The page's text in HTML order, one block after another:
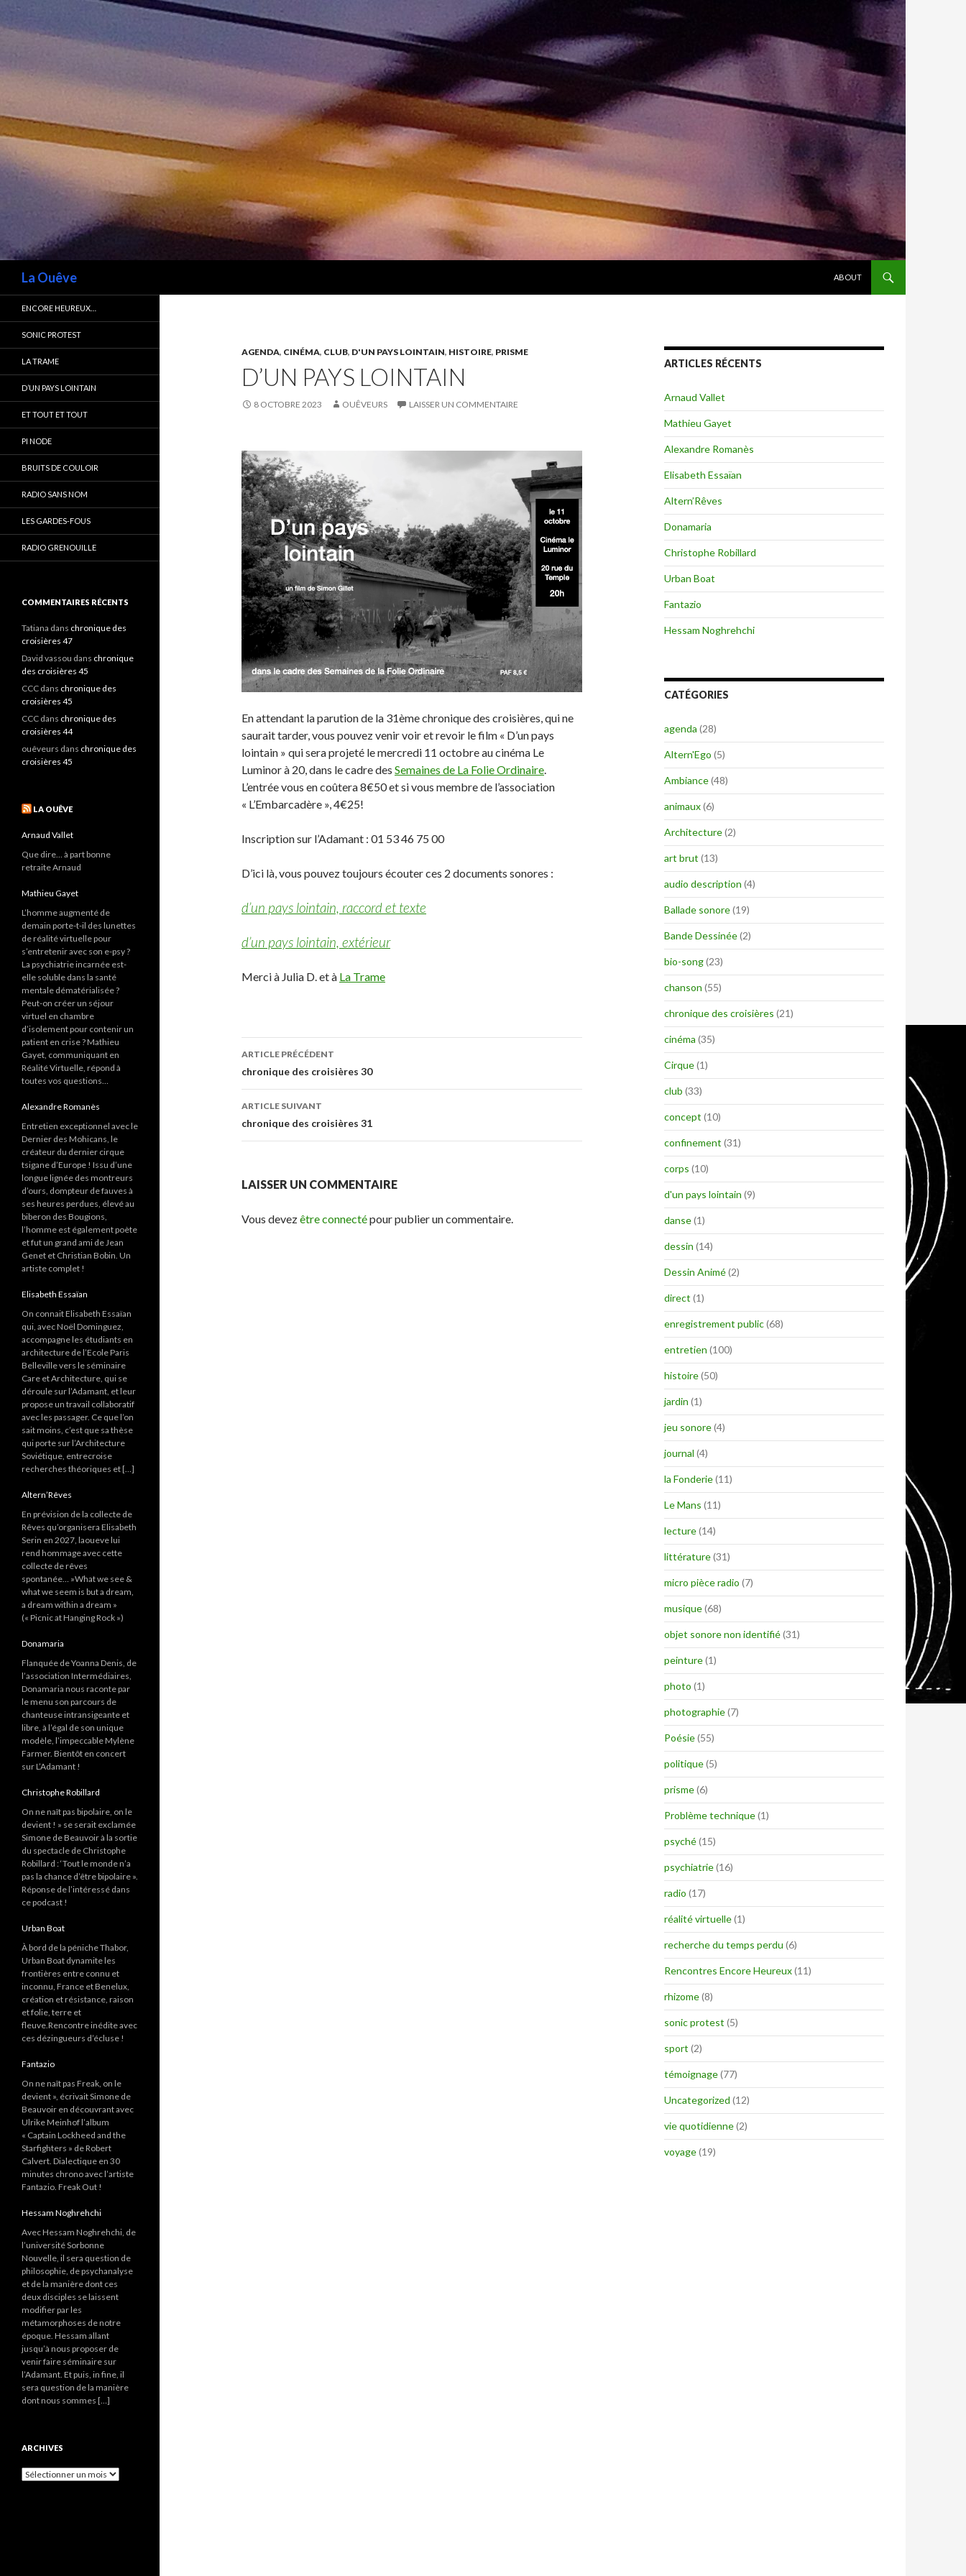
La Ouêve
ABOUT
AGENDA, CINÉMA, CLUB, D'UN PAYS LOINTAIN, HISTOIRE, PRISME
D’UN PAYS LOINTAIN
8 OCTOBRE 2023 OUÊVEURS LAISSER UN COMMENTAIRE
En attendant la parution de la 31ème chronique des croisières, qui ne
saurait tarder, vous pouvez venir voir et revoir le film « D’un pays
lointain » qui sera projeté le mercredi 11 octobre au cinéma Le
Luminor à 20, dans le cadre des Semaines de La Folie Ordinaire
L’entrée vous en coûtera 8€50 et si vous membre de l’association
« L’Embarcadère », 4€25!
Inscription sur l’Adamant : 01 53 46 75 00
D’ici là, vous pouvez toujours écouter ces 2 documents sonores :
d’un pays lointain, raccord et texte
d’un pays lointain, extérieur
Merci à Julia D. et à La Trame
Navigation
des
articles
ARTICLE PRÉCÉDENT
chronique des croisières 30
ARTICLE SUIVANT
chronique des croisières 31
LAISSER UN COMMENTAIRE
Vous devezêtre connectépour publier un commentaire.
ARTICLES RÉCENTS
Arnaud Vallet
Mathieu Gayet
Alexandre Romanès
Elisabeth Essaïan
Altern’Rêves
Donamaria
Christophe Robillard
Urban Boat
Fantazio
Hessam Noghrehchi
CATÉGORIES
agenda (28)
Altern'Ego (5)
Ambiance(48)
animaux(6)
Architecture(2)
art brut (13)
audio description (4)
Ballade sonore(19)
Bande Dessinée(2)
bio-song(23)
chanson (55)
chronique des croisières (21)
cinéma (35)
Cirque(1)
club (33)
concept (10)
confinement (31)
corps (10)
d'un pays lointain (9)
danse(1)
dessin (14)
Dessin Animé(2)
direct (1)
enregistrement public(68)
entretien (100)
histoire(50)
jardin (1)
jeu sonore(4)
journal (4)
la Fonderie(11)
Le Mans (11)
lecture(14)
littérature(31)
micro pièce radio (7)
musique(68)
objet sonore non identifié(31)
peinture(1)
photo (1)
photographie(7)
Poésie(55)
politique(5)
prisme(6)
Problème technique(1)
psyché(15)
psychiatrie(16)
radio (17)
réalité virtuelle(1)
recherche du temps perdu (6)
Rencontres Encore Heureux(11)
rhizome(8)
sonic protest (5)
sport (2)
témoignage(77)
Uncategorized (12)
vie quotidienne(2)
voyage(19)
ENCORE HEUREUX…
SONIC PROTEST
LA TRAME
D’UN PAYS LOINTAIN
ET TOUT ET TOUT
PI NODE
BRUITS DE COULOIR
RADIO SANS NOM
LES GARDES-FOUS
RADIO GRENOUILLE
COMMENTAIRES RÉCENTS
Tatiana dans chronique des
croisières 47
David vassou dans chronique
des croisières 45
CCC dans chronique des
croisières 45
CCC dans chronique des
croisières 44
ouêveurs dans chronique des
croisières 45
LA OUÊVE
Arnaud Vallet
Que dire… à part bonne
retraite Arnaud
Mathieu Gayet
L’homme augmenté de
demain porte-t-il des lunettes
de réalité virtuelle pour
s’entretenir avec son e-psy ?
La psychiatrie incarnée est-
elle soluble dans la santé
mentale dématérialisée ?
Peut-on créer un séjour
virtuel en chambre
d’isolement pour contenir un
patient en crise ? Mathieu
Gayet, communiquant en
Réalité Virtuelle, répond à
toutes vos questions…
Alexandre Romanès
Entretien exceptionnel avec le
Dernier des Mohicans, le
créateur du dernier cirque
tsigane d’Europe ! Issu d’une
longue lignée des montreurs
d’ours, dompteur de fauves à
ses heures perdues, élevé au
biberon des Bougions,
l’homme est également poète
et fut un grand ami de Jean
Genet et Christian Bobin. Un
artiste complet !
Elisabeth Essaïan
On connait Elisabeth Essaïan
qui, avec Noël Dominguez,
accompagne les étudiants en
architecture de l’Ecole Paris
Belleville vers le séminaire
Care et Architecture, qui se
déroule sur l’Adamant, et leur
propose un travail collaboratif
avec les passager. Ce que l’on
sait moins, c’est que sa thèse
qui porte sur l’Architecture
Soviétique, entrecroise
recherches théoriques et […]
Altern’Rêves
En prévision de la collecte de
Rêves qu’organisera Elisabeth
Serin en 2027, laoueve lui
rend hommage avec cette
collecte de rêves
spontanée… »What we see &
what we seem is but a dream,
a dream within a dream »
(« Picnic at Hanging Rock »)
Donamaria
Flanquée de Yoanna Denis, de
l’association Intermédiaires,
Donamaria nous raconte par
le menu son parcours de
chanteuse intransigeante et
libre, à l’égal de son unique
modèle, l’impeccable Mylène
Farmer. Bientôt en concert
sur L’Adamant !
Christophe Robillard
On ne naît pas bipolaire, on le
devient ! » se serait exclamée
Simone de Beauvoir à la sortie
du spectacle de Christophe
Robillard : ‘Tout le monde n’a
pas la chance d’être bipolaire ».
Réponse de l’intéressé dans
ce podcast !
Urban Boat
À bord de la péniche Thabor,
Urban Boat dynamite les
frontières entre connu et
inconnu, France et Benelux,
création et résistance, raison
et folie, terre et
fleuve.Rencontre inédite avec
ces dézingueurs d’écluse !
Fantazio
On ne naît pas Freak, on le
devient », écrivait Simone de
Beauvoir en découvrant avec
Ulrike Meinhof l’album
« Captain Lockheed and the
Starfighters » de Robert
Calvert. Dialectique en 30
minutes chrono avec l’artiste
Fantazio. Freak Out !
Hessam Noghrehchi
Avec Hessam Noghrehchi, de
l’université Sorbonne
Nouvelle, il sera question de
philosophie, de psychanalyse
et de la manière dont ces
deux disciples se laissent
modifier par les
métamorphoses de notre
époque. Hessam allant
jusqu’à nous proposer de
venir faire séminaire sur
l’Adamant. Et puis, in fine, il
sera question de la manière
dont nous sommes […]
ARCHIVES
A